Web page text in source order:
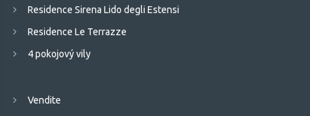
Residence Sirena Lido degli Estensi
Residence Le Terrazze
4 pokojový vily
Vendite